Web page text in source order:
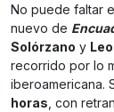
No puede faltar
nuevo de
Solórzano y
recorrido por lo
iberoamericana.
horas , con